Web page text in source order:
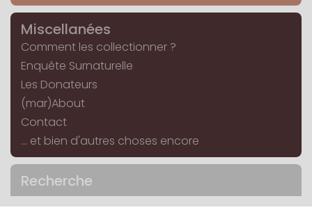
Miscellanées
Comment les collectionner ?
Enquête Surnaturelle
Les Donateurs
(mar)About
Contact
... et bien d'autres choses encore
Recherche